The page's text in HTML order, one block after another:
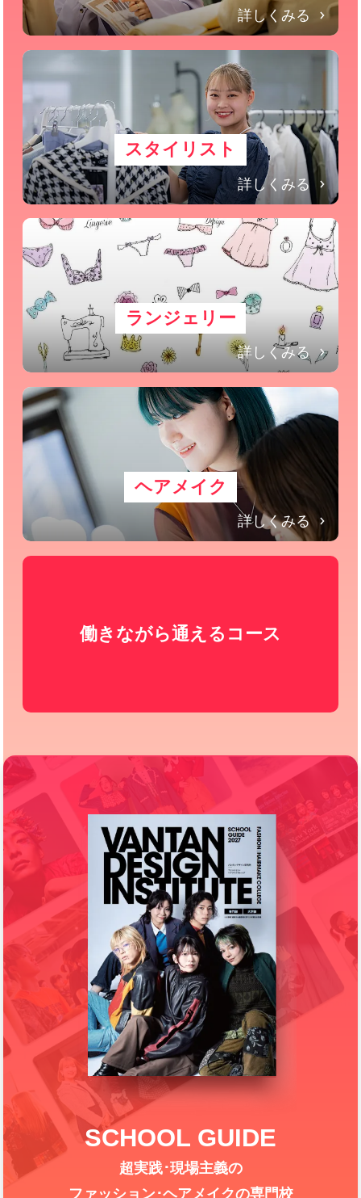
詳しくみる
スタイリスト
詳しくみる
ランジェリー
詳しくみる
ヘアメイク
詳しくみる
働きながら通えるコース
SCHOOL GUIDE
超実践･現場主義の
ファッション･ヘアメイクの専門校